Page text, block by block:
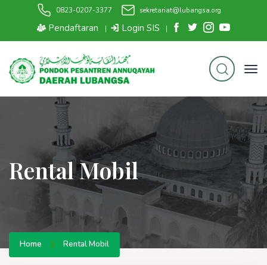
0823-0207-3377 sekretariat@lubangsa.org
Pendaftaran | Login SIS |
Rental Mobil
Home Rental Mobil